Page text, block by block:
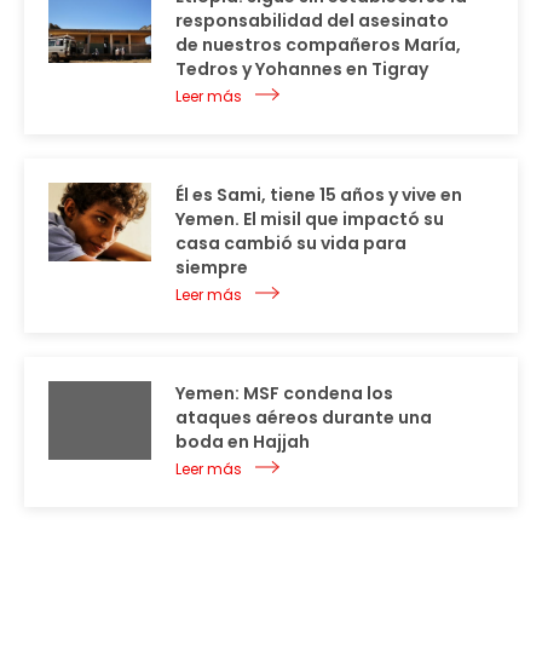
responsabilidad del asesinato
de nuestros compañeros María,
Tedros y Yohannes en Tigray
Leer más
Él es Sami, tiene 15 años y vive en
Yemen. El misil que impactó su
casa cambió su vida para
siempre
Leer más
Yemen: MSF condena los
ataques aéreos durante una
boda en Hajjah
Leer más